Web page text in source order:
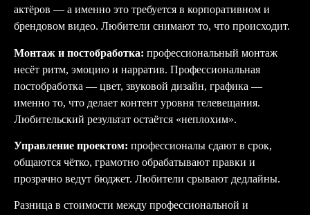
актёров — а именно это требуется в корпоративном и
брендовом видео. Любители снимают то, что происходит.
Монтаж и постобработка: профессиональный монтаж
несёт ритм, эмоцию и нарратив. Профессиональная
постобработка — цвет, звуковой дизайн, графика —
именно то, что делает контент уровня телевещания.
Любительский результат остаётся «неплохим».
Управление проектом: профессионалы сдают в срок,
общаются чётко, грамотно обрабатывают правки и
прозрачно ведут бюджет. Любители срывают дедлайны.
Разница в стоимости между профессиональной и